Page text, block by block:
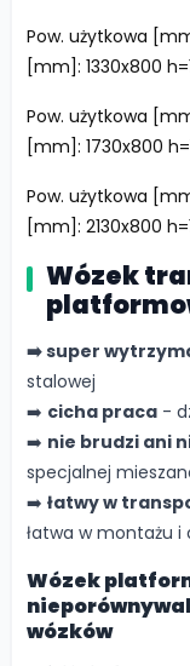
Pow. użytkowa
[mm]: 1330x800
Pow. użytkowa
[mm]: 1730x800
Pow. użytkowa
[mm]: 2130x800
Wózek
➡️ super
stalowej
➡️ cicha praca -
➡️ nie brudzi ani
specjalnej
➡️ łatwy w
łatwa w montażu
Wózek
wózków